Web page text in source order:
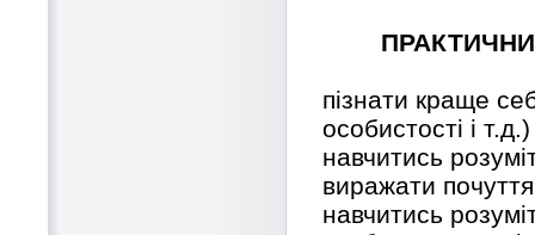
пізнати краще
особистості і т.д.)
навчитись
виражати
навчитись